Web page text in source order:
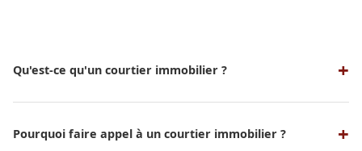
Qu'est-ce qu'un courtier immobilier ?
organisme de crédit pour obtenir un prêt immobilier aux
Pourquoi faire appel à un courtier immobilier ?